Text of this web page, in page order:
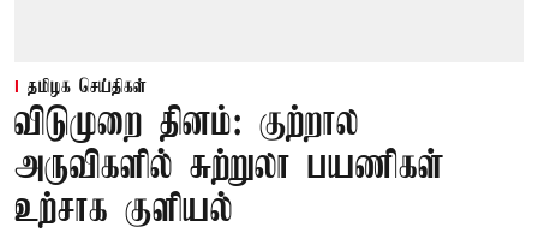
தமிழக செய்திகள்
விடுமுறை தினம்: குற்றால
அருவிகளில் சுற்றுலா பயணிகள்
உற்சாக குளியல்